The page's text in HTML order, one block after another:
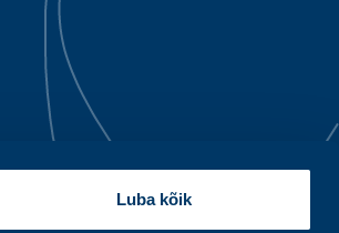
Luba kõik